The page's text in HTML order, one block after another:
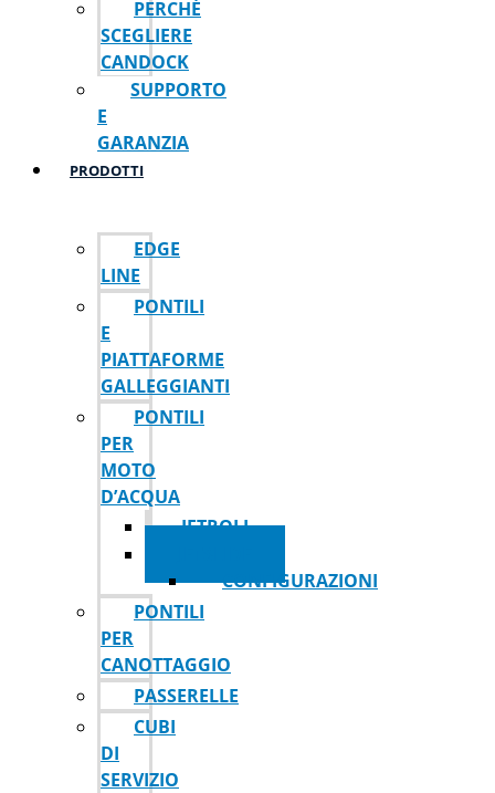
PERCHÉ
SCEGLIERE
CANDOCK
SUPPORTO
E
GARANZIA
PRODOTTI
EDGE
LINE
PONTILI
E
PIATTAFORME
GALLEGGIANTI
PONTILI
PER
MOTO
D’ACQUA
JETROLL
CONFIGURAZIONI
PONTILI
PER
CANOTTAGGIO
PASSERELLE
CUBI
DI
SERVIZIO